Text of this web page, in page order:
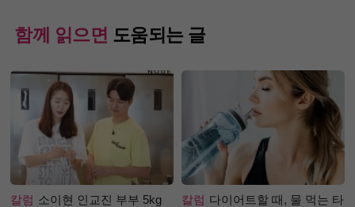
함께 읽으면 도움되는 글
칼럼 소이현 인교진 부부 5kg
칼럼 다이어트할 때, 물 먹는 타